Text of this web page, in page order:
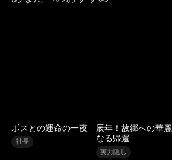
ボスとの運命の一夜
社長
辰年！故郷への華麗
なる帰還
実力隠し